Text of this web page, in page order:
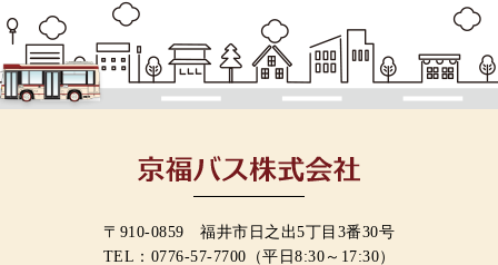
〒910-0859 福井市日之出5丁目3番30号
TEL： 0776-57-7700 （平日8:30～17:30）